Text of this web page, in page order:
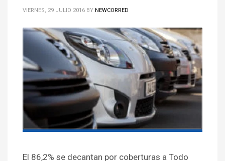
VIERNES, 29 JULIO 2016 BY NEWCORRED
El 86,2% se decantan por coberturas a Todo